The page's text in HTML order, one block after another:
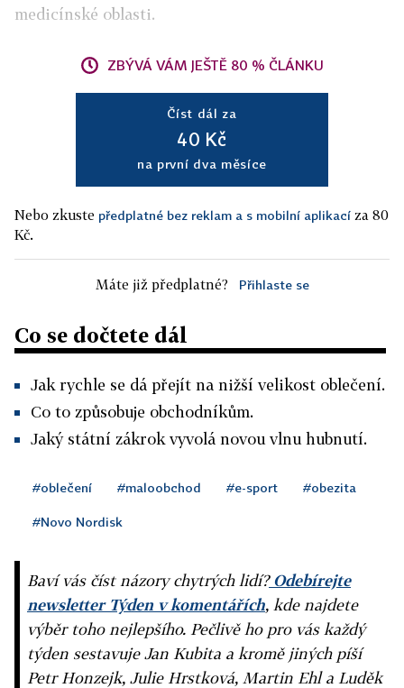
medicínské oblasti.
ZBÝVÁ VÁM JEŠTĚ 80 % ČLÁNKU
Číst dál za
40 Kč
na první dva měsíce
Nebo zkuste předplatné bez reklam a s mobilní aplikací za 80
Kč.
Máte již předplatné? Přihlaste se
Co se dočtete dál
Jak rychle se dá přejít na nižší velikost oblečení.
Co to způsobuje obchodníkům.
Jaký státní zákrok vyvolá novou vlnu hubnutí.
#oblečení #maloobchod #e-sport #obezita
#Novo Nordisk
Baví vás číst názory chytrých lidí?Odebírejte
newsletter Týden v komentářích, kde najdete
výběr toho nejlepšího. Pečlivě ho pro vás každý
týden sestavuje Jan Kubita a kromě jiných píší
Petr Honzejk, Julie Hrstková, Martin Ehl a Luděk